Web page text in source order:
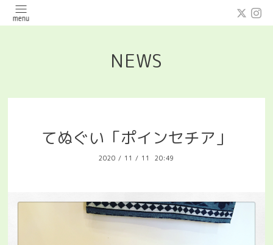
NEWS
てぬぐい「ポインセチア」
2020 / 11 / 11 20:49